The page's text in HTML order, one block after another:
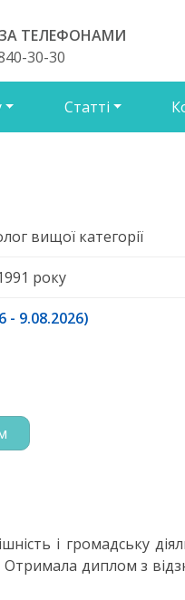
ТЕЛЕФОНАМИ
30-30
Статті
вищої категорії
року
- 9.08.2026)
і громадську
Отримала диплом з